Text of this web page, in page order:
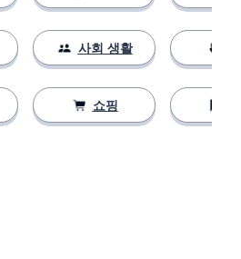
사회 생활
쇼핑